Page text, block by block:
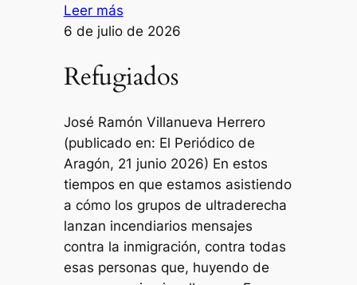
Leer más:
La
de
España
(1936-
1939):
Un
conflicto
internacional
6 de julio de 2026
Refugiados
José Ramón Villanueva Herrero
(publicado en: El Periódico de
Aragón, 21 junio 2026) En estos
tiempos en que estamos asistiendo
a cómo los grupos de ultraderecha
lanzan incendiarios mensajes
contra la inmigración, contra todas
esas personas que, huyendo de